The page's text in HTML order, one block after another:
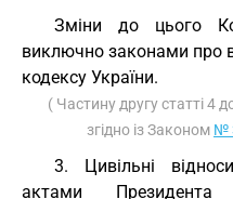
Зміни до цього
виключно законами про
кодексу України.
( Частину другу статті 4
згідно із Законом №
3. Цивільні
актами